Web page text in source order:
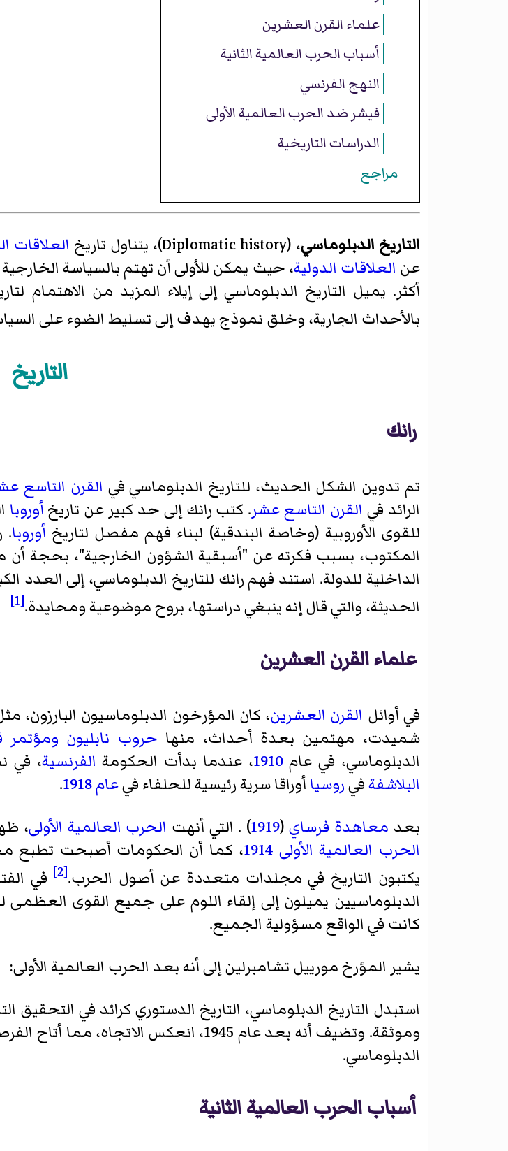
علماء القرن العشرين
أسباب الحرب العالمية الثانية
النهج الفرنسي
فيشر ضد الحرب العالمية الأولى
الدراسات التاريخية
مراجع
التاريخ الدبلوماسي، (Diplomatic history)‏، يتناول تاريخ العلاقات
عن العلاقات الدولية، حيث يمكن للأولى أن تهتم بالسياسة
أكثر. يميل التاريخ الدبلوماسي إلى إيلاء المزيد من الاهتمام
بالأحداث الجارية، وخلق نموذج يهدف إلى تسليط الضوء على
التاريخ
رانك
تم تدوين الشكل الحديث، للتاريخ الدبلوماسي في القرن التاسع
الرائد في القرن التاسع عشر. كتب رانك إلى حد كبير عن تاريخ أوروبا
للقوى الأوروبية (وخاصة البندقية) لبناء فهم مفصل لتاريخ أوروبا.
المكتوب، بسبب فكرته عن "أسبقية الشؤون الخارجية"، بحجة
الداخلية للدولة. استند فهم رانك للتاريخ الدبلوماسي، إلى العدد
الحديثة، والتي قال إنه ينبغي دراستها، بروح موضوعية ومحايدة.[1]
علماء القرن العشرين
في أوائل القرن العشرين، كان المؤرخون الدبلوماسيون البارزون،
شميدت، مهتمين بعدة أحداث، منها حروب نابليون ومؤتمر
الدبلوماسي، في عام1910، عندما بدأت الحكومة الفرنسية، في
البلاشفةفيروسيا أوراقا سرية رئيسية للحلفاء فيعام1918
.
بعد معاهدة فرساي(
1919) . التي أنهت الحرب العالمية الأولى،
الحرب العالمية الأولى 1914، كما أن الحكومات أصبحت تطبع
يكتبون التاريخ في مجلدات متعددة عن أصول الحرب.[2]
في
الدبلوماسيين يميلون إلى إلقاء اللوم على جميع القوى العظمى
كانت في الواقع مسؤولية الجميع.
يشير المؤرخ مورييل تشامبرلين إلى أنه بعد الحرب العالمية الأولى:
استبدل التاريخ الدبلوماسي، التاريخ الدستوري كرائد في
وموثقة. وتضيف أنه بعد عام 1945، انعكس
الدبلوماسي.
أسباب الحرب العالمية الثانية